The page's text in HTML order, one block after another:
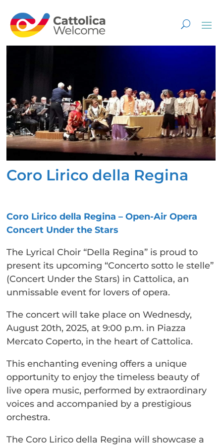
Coro Lirico della Regina
Coro Lirico della Regina – Open-Air Opera
Concert Under the Stars
The Lyrical Choir “Della Regina” is proud to
present its upcoming “Concerto sotto le stelle”
(Concert Under the Stars) in Cattolica, an
unmissable event for lovers of opera.
The concert will take place on Wednesdy,
August 20th, 2025, at 9:00 p.m. in Piazza
Mercato Coperto, in the heart of Cattolica.
This enchanting evening offers a unique
opportunity to enjoy the timeless beauty of
live opera music, performed by extraordinary
voices and accompanied by a prestigious
orchestra.
The Coro Lirico della Regina will showcase a